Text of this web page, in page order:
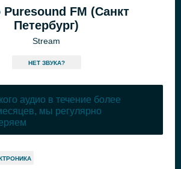
Puresound FM (Санкт
Петербург)
Stream
HЕТ ЗВУКА?
аудио в течение более
мы регулярно